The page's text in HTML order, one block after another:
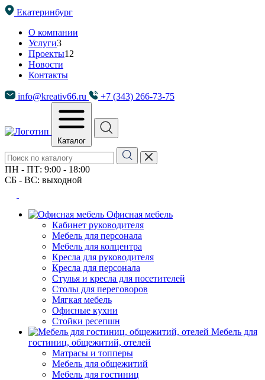
Екатеринбург
О компании
Услуги3
Проекты12
Новости
Контакты
info@kreativ66.ru +7 (343) 266-73-75
Каталог
ПН - ПТ: 9:00 - 18:00
СБ - ВС: выходной
Офисная мебель
Кабинет руководителя
Мебель для персонала
Мебель для колцентра
Кресла для руководителя
Кресла для персонала
Стулья и кресла для посетителей
Столы для переговоров
Мягкая мебель
Офисные кухни
Стойки ресепшн
Мебель для
гостиниц, общежитий, отелей
Матрасы и топперы
Мебель для общежитий
Мебель для гостиниц